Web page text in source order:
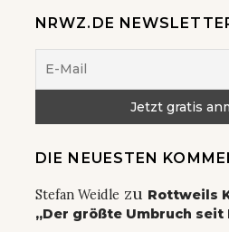
NRWZ.DE
DIE NEUESTEN
Stefan Weidle zu Rottweils
„Der größte Umbruch seit